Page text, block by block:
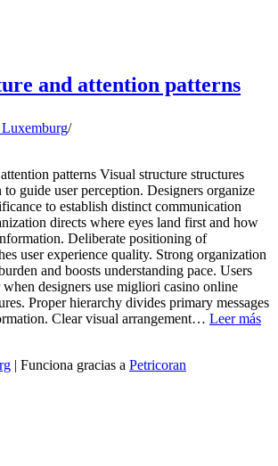
and attention patterns
patterns Visual structure structures
to guide user perception. Designers organize
to establish distinct communication
directs where eyes land first and how
Deliberate positioning of
user experience quality. Strong organization
and boosts understanding pace. Users
when designers use migliori casino online
Proper hierarchy divides primary messages
Clear visual arrangement… Leer más
| Funciona gracias a Petricoran